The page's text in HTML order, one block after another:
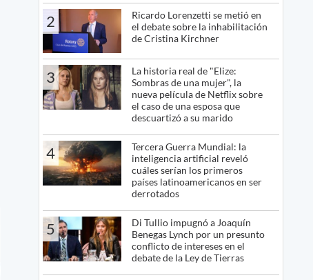
2
Ricardo Lorenzetti se metió en
el debate sobre la inhabilitación
de Cristina Kirchner
3
La historia real de "Elize:
Sombras de una mujer", la
nueva película de Netflix sobre
el caso de una esposa que
descuartizó a su marido
4
Tercera Guerra Mundial: la
inteligencia artificial reveló
cuáles serían los primeros
países latinoamericanos en ser
derrotados
5
Di Tullio impugnó a Joaquín
Benegas Lynch por un presunto
conflicto de intereses en el
debate de la Ley de Tierras